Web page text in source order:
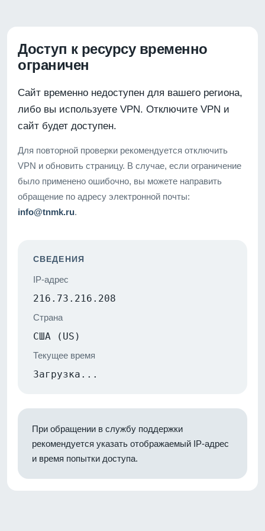
Доступ к ресурсу временно
ограничен
Сайт временно недоступен для вашего региона,
либо вы используете VPN. Отключите VPN и
сайт будет доступен.
Для повторной проверки рекомендуется отключить
VPN и обновить страницу. В случае, если ограничение
было применено ошибочно, вы можете направить
обращение по адресу электронной почты:
info@tnmk.ru.
СВЕДЕНИЯ
IP-адрес
216.73.216.208
Страна
США (US)
Текущее время
Загрузка...
При обращении в службу поддержки
рекомендуется указать отображаемый IP-адрес
и время попытки доступа.